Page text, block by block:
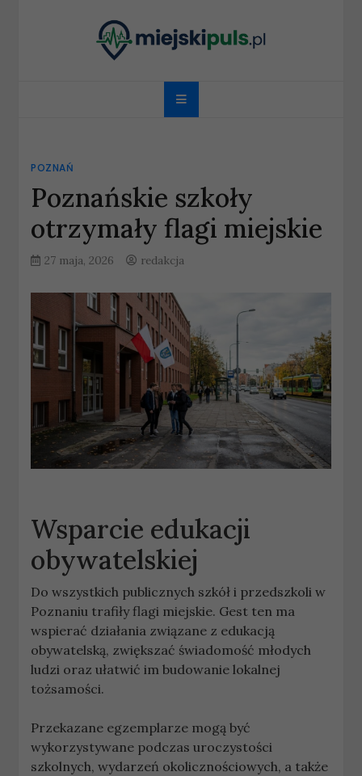
miejskipuls.pl
POZNAŃ
Poznańskie szkoły
otrzymały flagi miejskie
27 maja, 2026 redakcja
Wsparcie edukacji
obywatelskiej
Do wszystkich publicznych szkół i przedszkoli w
Poznaniu trafiły flagi miejskie. Gest ten ma
wspierać działania związane z edukacją
obywatelską, zwiększać świadomość młodych
ludzi oraz ułatwić im budowanie lokalnej
tożsamości.
Przekazane egzemplarze mogą być
wykorzystywane podczas uroczystości
szkolnych, wydarzeń okolicznościowych, a także